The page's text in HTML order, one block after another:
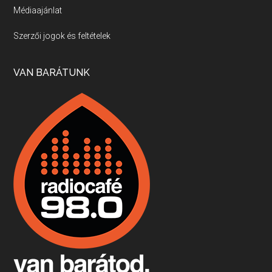
Villány, kékfrankos, Jackfall
Apr 17, 2026 • 00:35:38
Boston, teadélután, bab és homár
Apr 9, 2026 • 00:37:17
Fermentáljunk, a testünk meghálálja!
Apr 3, 2026 • 00:36:07
Médiaajánlat
Szerzői jogok és feltételek
VAN BARÁTUNK